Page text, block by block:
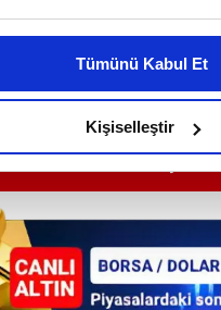
izin vermeniz halinde
deneyimi yaşatabiliriz.
size daha iyi bir reklam
sizlere en iyi içerikleri
çabayı gösterdiğimizi
maliyetlerimizi karşılamak
olduğunu sizlere hatırlatmak
kullanıcılar, bu
hedefli reklamlar
Tümünü Kabul Et
Kişiselleştir